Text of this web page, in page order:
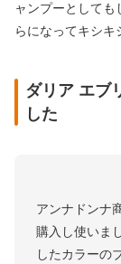
ャンプーとしても
らになってキシキ
ダリア エブ
した
アンナドンナ
購入し使いま
したカラーの